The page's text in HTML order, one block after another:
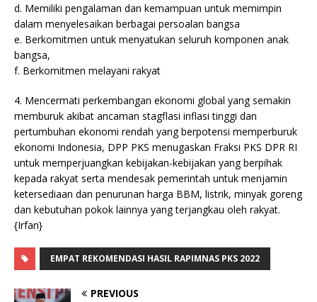
d. Memiliki pengalaman dan kemampuan untuk memimpin
dalam menyelesaikan berbagai persoalan bangsa
e. Berkomitmen untuk menyatukan seluruh komponen anak
bangsa,
f. Berkomitmen melayani rakyat
4. Mencermati perkembangan ekonomi global yang semakin
memburuk akibat ancaman stagflasi inflasi tinggi dan
pertumbuhan ekonomi rendah yang berpotensi memperburuk
ekonomi Indonesia, DPP PKS menugaskan Fraksi PKS DPR RI
untuk memperjuangkan kebijakan-kebijakan yang berpihak
kepada rakyat serta mendesak pemerintah untuk menjamin
ketersediaan dan penurunan harga BBM, listrik, minyak goreng
dan kebutuhan pokok lainnya yang terjangkau oleh rakyat.
{Irfan}
EMPAT REKOMENDASI HASIL RAPIMNAS PKS 2022
PREVIOUS